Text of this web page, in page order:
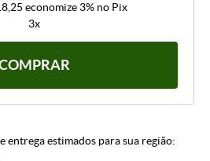
economize 3% no Pix
3x
entrega estimados para sua região: